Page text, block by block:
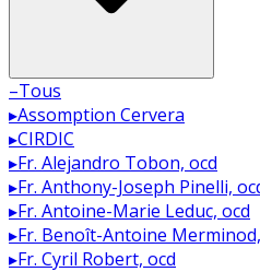
–Tous
▸Assomption Cervera
▸CIRDIC
▸Fr. Alejandro Tobon, ocd
▸Fr. Anthony-Joseph Pinelli,
▸Fr. Antoine-Marie Leduc, ocd
▸Fr. Benoît-Antoine
▸Fr. Cyril Robert, ocd